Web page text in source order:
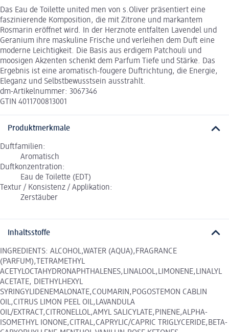
Das Eau de Toilette united men von s.Oliver präsentiert eine
faszinierende Komposition, die mit Zitrone und markantem
Rosmarin eröffnet wird. In der Herznote entfalten Lavendel und
Geranium ihre maskuline Frische und verleihen dem Duft eine
moderne Leichtigkeit. Die Basis aus erdigem Patchouli und
moosigen Akzenten schenkt dem Parfum Tiefe und Stärke. Das
Ergebnis ist eine aromatisch-fougere Duftrichtung, die Energie,
Eleganz und Selbstbewusstsein ausstrahlt.
dm-Artikelnummer: 3067346
GTIN 4011700813001
Produktmerkmale
Duftfamilien:
Aromatisch
Duftkonzentration:
Eau de Toilette (EDT)
Textur / Konsistenz / Applikation:
Zerstäuber
Inhaltsstoffe
INGREDIENTS: ALCOHOL,WATER (AQUA),FRAGRANCE
(PARFUM),TETRAMETHYL
ACETYLOCTAHYDRONAPHTHALENES,LINALOOL,LIMONENE,LINALYL
ACETATE, DIETHYLHEXYL
SYRINGYLIDENEMALONATE,COUMARIN,POGOSTEMON CABLIN
OIL,CITRUS LIMON PEEL OIL,LAVANDULA
OIL/EXTRACT,CITRONELLOL,AMYL SALICYLATE,PINENE,ALPHA-
ISOMETHYL IONONE,CITRAL,CAPRYLIC/CAPRIC TRIGLYCERIDE,BETA-